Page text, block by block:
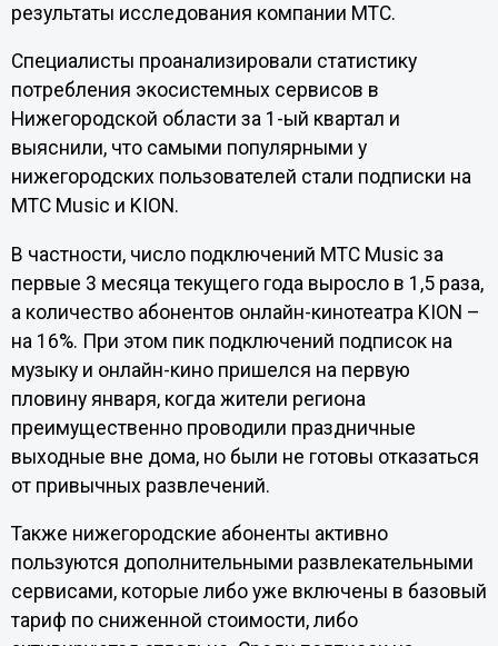
результаты исследования компании МТС.
Специалисты проанализировали статистику
потребления экосистемных сервисов в
Нижегородской области за 1-ый квартал и
выяснили, что самыми популярными у
нижегородских пользователей стали подписки на
МТС Music и KION.
В частности, число подключений МТС Music за
первые 3 месяца текущего года выросло в 1,5 раза,
а количество абонентов онлайн-кинотеатра KION –
на 16%. При этом пик подключений подписок на
музыку и онлайн-кино пришелся на первую
пловину января, когда жители региона
преимущественно проводили праздничные
выходные вне дома, но были не готовы отказаться
от привычных развлечений.
Также нижегородские абоненты активно
пользуются дополнительными развлекательными
сервисами, которые либо уже включены в базовый
тариф по сниженной стоимости, либо